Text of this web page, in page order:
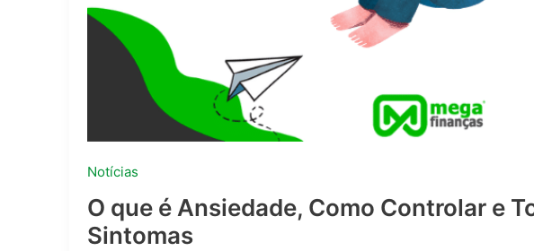
Notícias
O que é Ansiedade, Como Controlar e
Sintomas